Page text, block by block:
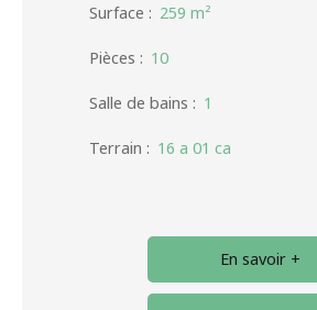
Surface : 259 m²
Pièces : 10
Salle de bains : 1
Terrain : 16 a 01 ca
En savoir +